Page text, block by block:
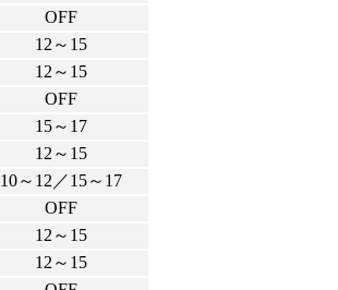
OFF
12～15
12～15
OFF
15～17
12～15
10～12／15～17
OFF
12～15
12～15